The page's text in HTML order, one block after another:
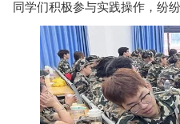
同学们积极参与实践操作，纷